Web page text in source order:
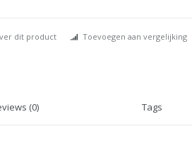
dit product Toevoegen aan vergelijking
(0) Tags